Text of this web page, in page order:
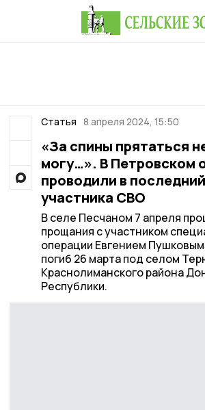
Статья 8 апреля 2024, 15:50
«За спины прятаться
могу…». В Петровском
проводили в
участника СВО
В селе Песчаном 7 апреля
прощания с участником
операции Евгением
погиб 26 марта под селом
Краснолиманского района
Республики.